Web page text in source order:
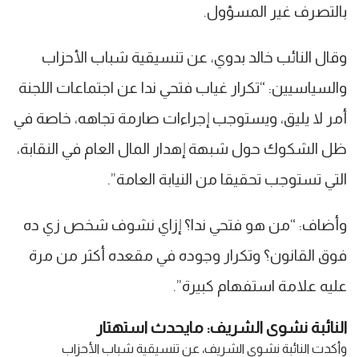
بالتصرف غير المسؤول.
وقال النائب خالد بدوي، عن تنسيقية شباب الأحزاب
والسياسيين: “تكرار غياب فتحي ندا عن اجتماعات اللجنة
أمر لا يليق، ويستوجب إجراءات صارمة تجاهه، خاصة في
ظل الشكوك حول شبهة إهدار المال العام في النقابة،
التي تستوجب تحقيقا من النيابة العامة”.
وأضاف: “من هو فتحي ندا؟ إزاي نشوف شخص زي ده
فوق القانون؟ وتكرار وجوده في مقعده أكثر من مرة
عليه علامة استفهام كبيرة”.
النائبة نشوى الشريف: مايحدث استهتار
وأكدت النائبة نشوى الشريف، عن تنسيقية شباب الأحزاب